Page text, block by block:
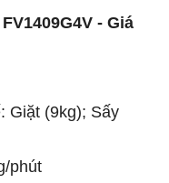
- Giá
Giặt (9kg); Sấy
phút